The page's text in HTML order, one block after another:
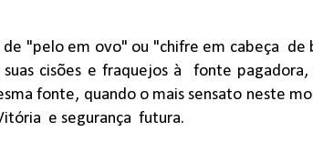
de "pelo em ovo" ou "chifre em cabeça de
cisões e fraquejos à
fonte
fonte, quando o mais sensato neste
e segurança futura.